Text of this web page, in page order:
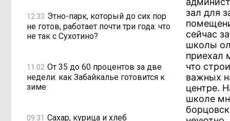
12:33 Этно-парк, который до сих пор
не готов, работает почти три года: что
не так с Сухотино?
11:02 От 35 до 60 процентов за две
недели: как Забайкалье готовится к
зиме
09:31 Сахар, курица и хлеб
зал для
сейчас
школы
приехал
что
важных
центре.
школе